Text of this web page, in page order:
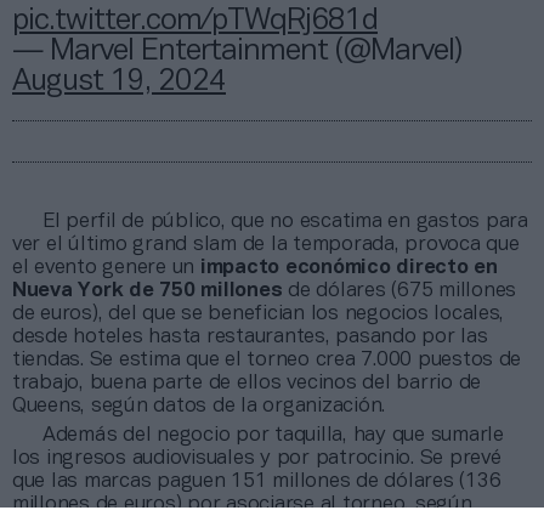
pic.twitter.com/pTWqRj681d
— Marvel Entertainment (@Marvel)
August 19, 2024
El perfil de público, que no escatima en gastos para
ver el último grand slam de la temporada, provoca que
el evento genere un impacto económico directo en
Nueva York de 750 millones de dólares (675 millones
de euros), del que se benefician los negocios locales,
desde hoteles hasta restaurantes, pasando por las
tiendas. Se estima que el torneo crea 7.000 puestos de
trabajo, buena parte de ellos vecinos del barrio de
Queens, según datos de la organización.
Además del negocio por taquilla, hay que sumarle
los ingresos audiovisuales y por patrocinio. Se prevé
que las marcas paguen 151 millones de dólares (136
millones de euros) por asociarse al torneo, según